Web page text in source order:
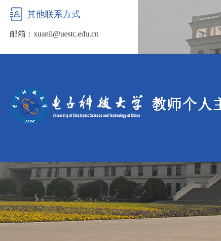
其他联系方式
邮箱： xuanli@uestc.edu.cn